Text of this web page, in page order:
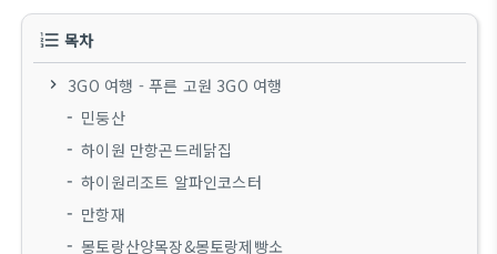
목차
3GO 여행 - 푸른 고원 3GO 여행
민둥산
하이원 만항곤드레닭집
하이원리조트 알파인코스터
만항재
몽토랑산양목장&몽토랑제빵소